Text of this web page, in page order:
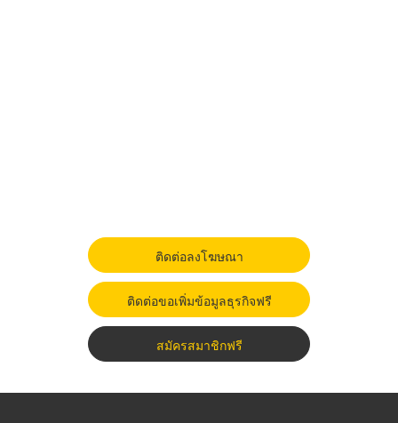
ติดต่อลงโฆษณา
ติดต่อขอเพิ่มข้อมูลธุรกิจฟรี
สมัครสมาชิกฟรี